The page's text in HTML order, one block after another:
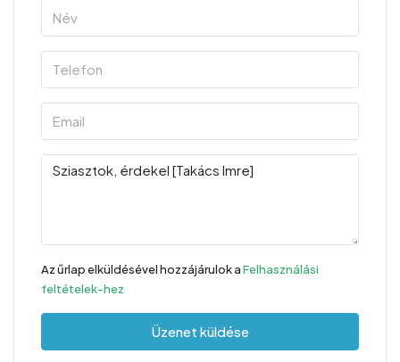
Az űrlap elküldésével hozzájárulok aFelhasználási
feltételek-hez
Üzenet küldése